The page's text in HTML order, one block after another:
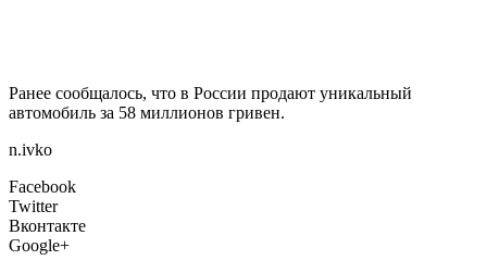
Ранее сообщалось, что в России продают уникальный
автомобиль за 58 миллионов гривен.
n.ivko
Facebook
Twitter
Вконтакте
Google+